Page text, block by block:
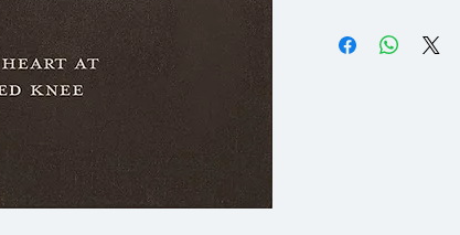
ฝังหัวใจข้าไว้ที่วู